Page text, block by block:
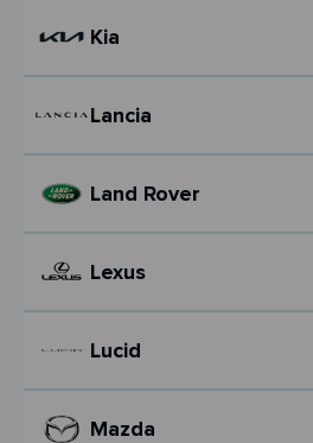
Kia
Lancia
Land Rover
Lexus
Lucid
Mazda